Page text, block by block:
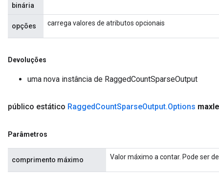
binária
opções carrega valores de atributos opcionais
Devoluções
uma nova instância de RaggedCountSparseOutput
público estático RaggedCountSparseOutput.Options
Parâmetros
comprimento máximo Valor máximo a contar. Pode ser